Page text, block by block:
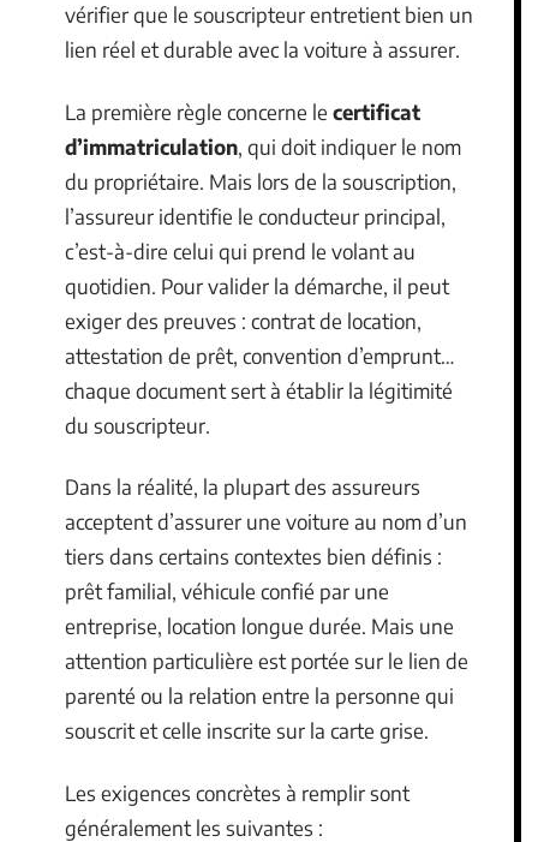
vérifier que le souscripteur entretient bien un
lien réel et durable avec la voiture à assurer.
La première règle concerne le certificat
d’immatriculation, qui doit indiquer le nom
du propriétaire. Mais lors de la souscription,
l’assureur identifie le conducteur principal,
c’est-à-dire celui qui prend le volant au
quotidien. Pour valider la démarche, il peut
exiger des preuves : contrat de location,
attestation de prêt, convention d’emprunt…
chaque document sert à établir la légitimité
du souscripteur.
Dans la réalité, la plupart des assureurs
acceptent d’assurer une voiture au nom d’un
tiers dans certains contextes bien définis :
prêt familial, véhicule confié par une
entreprise, location longue durée. Mais une
attention particulière est portée sur le lien de
parenté ou la relation entre la personne qui
souscrit et celle inscrite sur la carte grise.
Les exigences concrètes à remplir sont
généralement les suivantes :